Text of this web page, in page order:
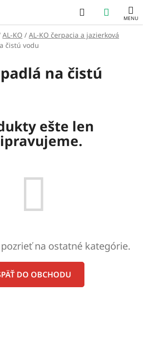
Hľadať
KOŠÍK
AL-KO / AL-KO čerpacia a jazierková
čistú vodu
na čistú
ešte len
na ostatné kategórie.
DO OBCHODU